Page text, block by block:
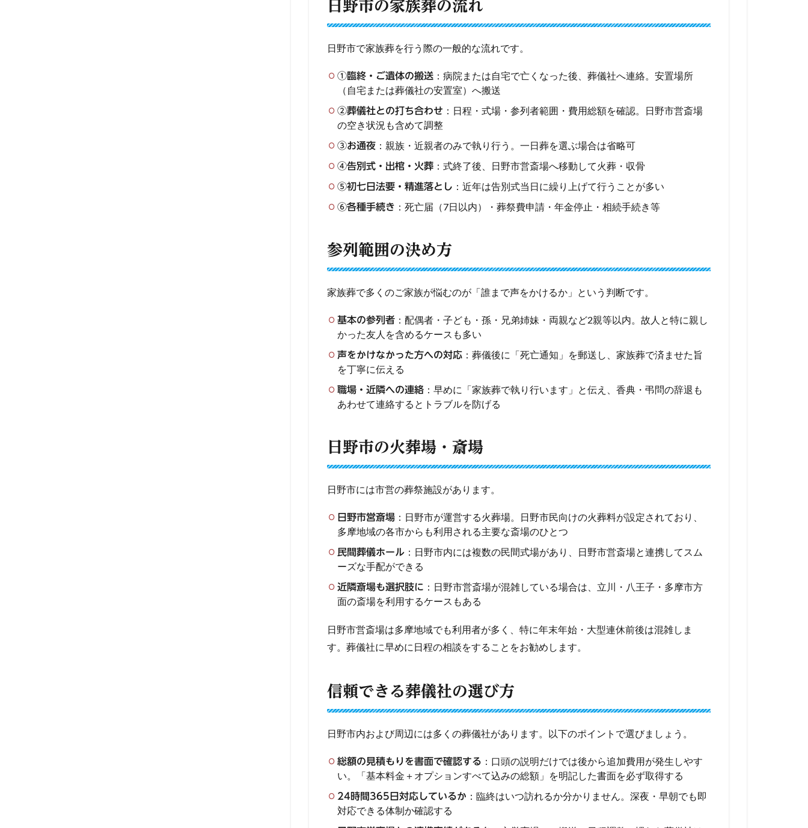
日野市の家族葬の流れ
日野市で家族葬を行う際の一般的な流れです。
①臨終・ご遺体の搬送 ：病院または自宅で亡くなった後、葬儀社へ連絡。安置場所
（自宅または葬儀社の安置室）へ搬送
②葬儀社との打ち合わせ ：日程・式場・参列者範囲・費用総額を確認。日野市営斎場
の空き状況も含めて調整
③お通夜 ：親族・近親者のみで執り行う。一日葬を選ぶ場合は省略可
④告別式・出棺・火葬 ：式終了後、日野市営斎場へ移動して火葬・収骨
⑤初七日法要・精進落とし ：近年は告別式当日に繰り上げて行うことが多い
⑥各種手続き ：死亡届（7日以内）・葬祭費申請・年金停止・相続手続き等
参列範囲の決め方
家族葬で多くのご家族が悩むのが「誰まで声をかけるか」という判断です。
基本の参列者 ：配偶者・子ども・孫・兄弟姉妹・両親など2親等以内。故人と特に親し
かった友人を含めるケースも多い
声をかけなかった方への対応 ：葬儀後に「死亡通知」を郵送し、家族葬で済ませた旨
を丁寧に伝える
職場・近隣への連絡 ：早めに「家族葬で執り行います」と伝え、香典・弔問の辞退も
あわせて連絡するとトラブルを防げる
日野市の火葬場・斎場
日野市には市営の葬祭施設があります。
日野市営斎場 ：日野市が運営する火葬場。日野市民向けの火葬料が設定されており、
多摩地域の各市からも利用される主要な斎場のひとつ
民間葬儀ホール ：日野市内には複数の民間式場があり、日野市営斎場と連携してスム
ーズな手配ができる
近隣斎場も選択肢に ：日野市営斎場が混雑している場合は、立川・八王子・多摩市方
面の斎場を利用するケースもある
日野市営斎場は多摩地域でも利用者が多く、特に年末年始・大型連休前後は混雑しま
す。葬儀社に早めに日程の相談をすることをお勧めします。
信頼できる葬儀社の選び方
日野市内および周辺には多くの葬儀社があります。以下のポイントで選びましょう。
総額の見積もりを書面で確認する ：口頭の説明だけでは後から追加費用が発生しやす
い。「基本料金＋オプションすべて込みの総額」を明記した書面を必ず取得する
24時間365日対応しているか ：臨終はいつ訪れるか分かりません。深夜・早朝でも即
対応できる体制か確認する